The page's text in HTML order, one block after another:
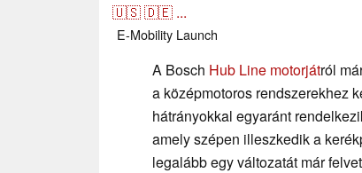
🇺🇸🇩🇪 ...
E-Mobility Launch
A Bosch Hub Line motorjátról
a középmotoros rendszerekhez
hátrányokkal egyaránt
amely szépen illeszkedik a
legalább egy változatát már